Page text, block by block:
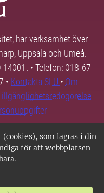
(cookies), som lagras i din
för att webbplatsen
har verksamhet över
Uppsala och Umeå.
• Telefon: 018-67
• Kontakta SLU • Om